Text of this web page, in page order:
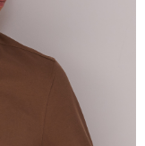
adalah 14 hari. Walau
Aplikasi AFTEE
tempoh pembayaran
pembayaran anda,
oleh AFTEE. Anda
anda menerima
Kadar Penghantaran